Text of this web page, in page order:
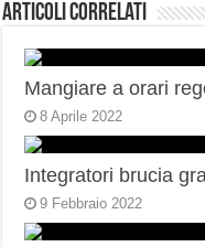
Articoli correlati
Mangiare a orari
8 Aprile 2022
Integratori brucia
9 Febbraio 2022